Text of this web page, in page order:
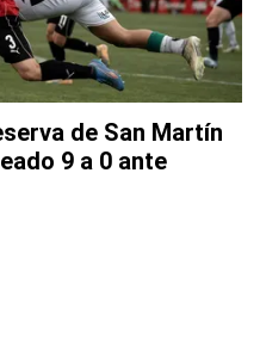
de San Martín
9 a 0 ante